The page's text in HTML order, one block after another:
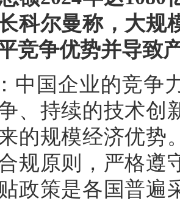
科尔曼称，大规
竞争优势并导致
中国企业的竞争
、持续的技术创
的规模经济优势
规原则，严格遵
政策是各国普遍